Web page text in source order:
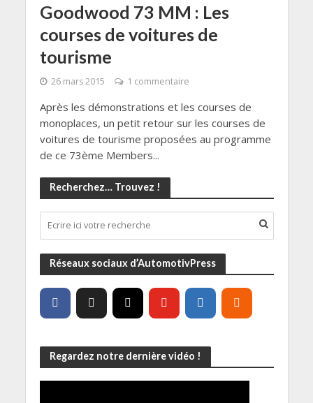
Goodwood 73 MM : Les
courses de voitures de
tourisme
26 mars 2015 1 commentaire
Après les démonstrations et les courses de
monoplaces, un petit retour sur les courses de
voitures de tourisme proposées au programme
de ce 73ème Members...
Recherchez… Trouvez !
Réseaux sociaux d’AutomotivPress
Regardez notre dernière vidéo !